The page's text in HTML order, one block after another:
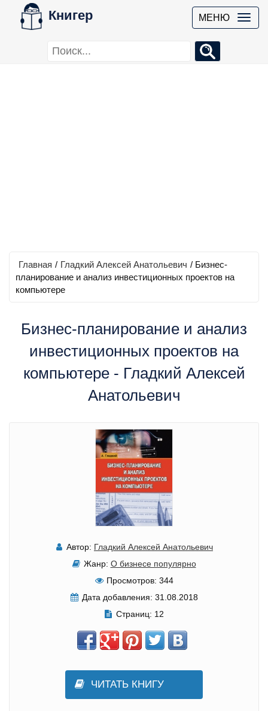
Книгер МЕНЮ
Главная / Гладкий Алексей Анатольевич / Бизнес-
планирование и анализ инвестиционных проектов на
компьютере
Бизнес-планирование и анализ
инвестиционных проектов на
компьютере - Гладкий Алексей
Анатольевич
Автор: Гладкий Алексей Анатольевич
Жанр: О бизнесе популярно
Просмотров: 344
Дата добавления: 31.08.2018
Страниц: 12
ЧИТАТЬ КНИГУ